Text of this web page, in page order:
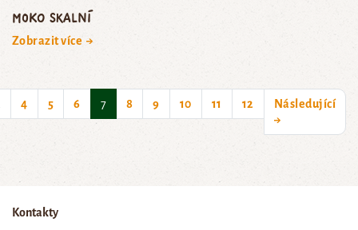
moko skalní
Zobrazit více →
4 5 6 7(current)
8 9 10 11 12
Následující
→
Kontakty